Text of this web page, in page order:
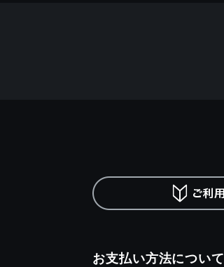
お支払い方法について